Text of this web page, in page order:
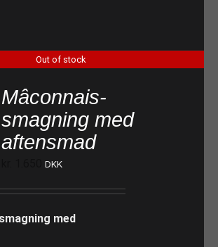
Out of stock
Mâconnais-
smagning med
aftensmad
DKK
med